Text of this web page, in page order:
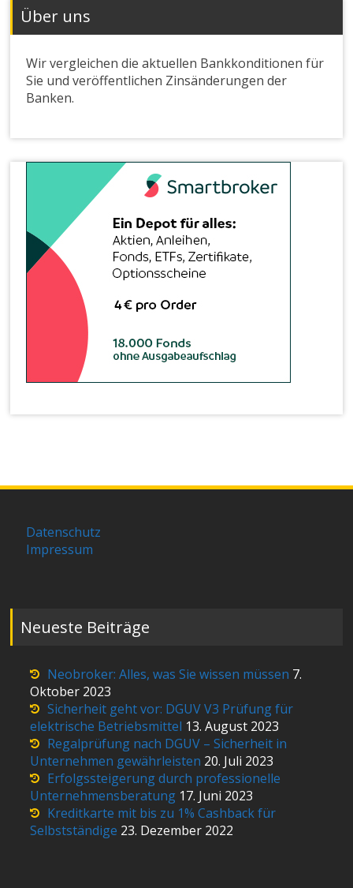
Über uns
Wir vergleichen die aktuellen Bankkonditionen für
Sie und veröffentlichen Zinsänderungen der
Banken.
Datenschutz
Impressum
Neueste Beiträge
Neobroker: Alles, was Sie wissen müssen 7.
Oktober 2023
Sicherheit geht vor: DGUV V3 Prüfung für
elektrische Betriebsmittel 13. August 2023
Regalprüfung nach DGUV – Sicherheit in
Unternehmen gewährleisten 20. Juli 2023
Erfolgssteigerung durch professionelle
Unternehmensberatung 17. Juni 2023
Kreditkarte mit bis zu 1% Cashback für
Selbstständige 23. Dezember 2022